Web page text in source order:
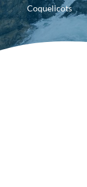
Coquelicots